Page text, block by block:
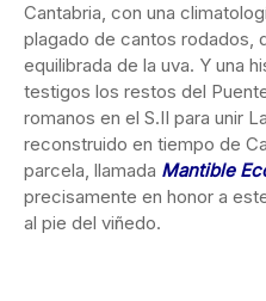
Cantabria, con una
plagado de cantos rodados,
equilibrada de la uva. Y una
testigos los restos del
romanos en el S.II para unir
reconstruido en tiempo de
parcela, llamada Mantible
precisamente en honor a
al pie del viñedo.